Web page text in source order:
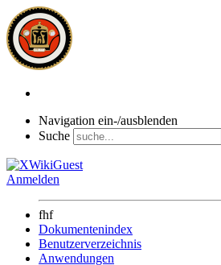
Navigation ein-/ausblenden
Suche
Anmelden
fhf
Dokumentenindex
Benutzerverzeichnis
Anwendungen